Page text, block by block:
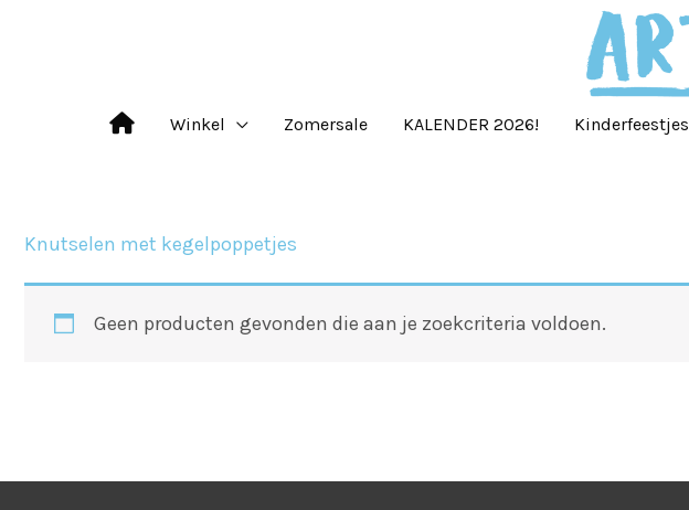
Winkel Zomersale KALENDER 2026! Kinderfeestjes
Knutselen met kegelpoppetjes
Geen producten gevonden die aan je zoekcriteria voldoen.